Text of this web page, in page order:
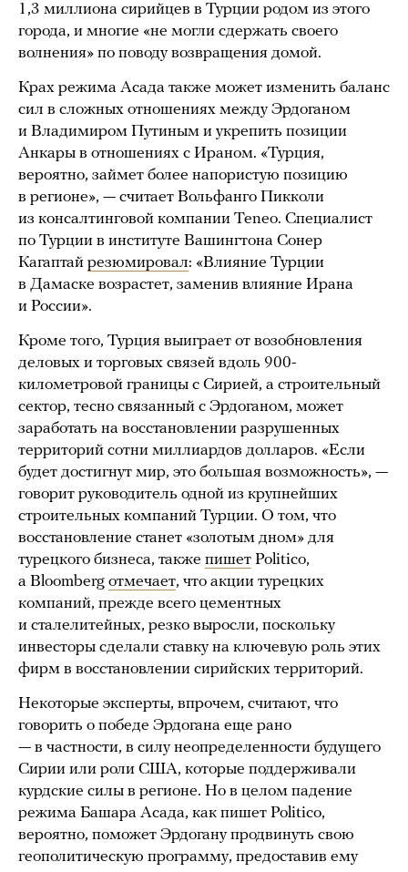
1,3 миллиона сирийцев в Турции родом из этого
города, и многие «не могли сдержать своего
волнения» по поводу возвращения домой.
Крах режима Асада также может изменить баланс
сил в сложных отношениях между Эрдоганом
и Владимиром Путиным и укрепить позиции
Анкары в отношениях с Ираном. «Турция,
вероятно, займет более напористую позицию
в регионе», — считает Вольфанго Пикколи
из консалтинговой компании Teneo. Специалист
по Турции в институте Вашингтона Сонер
Кагаптай резюмировал: «Влияние Турции
в Дамаске возрастет, заменив влияние Ирана
и России».
Кроме того, Турция выиграет от возобновления
деловых и торговых связей вдоль 900-
километровой границы с Сирией, а строительный
сектор, тесно связанный с Эрдоганом, может
заработать на восстановлении разрушенных
территорий сотни миллиардов долларов. «Если
будет достигнут мир, это большая возможность», —
говорит руководитель одной из крупнейших
строительных компаний Турции. О том, что
восстановление станет «золотым дном» для
турецкого бизнеса, также пишет Politico,
а Bloomberg отмечает, что акции турецких
компаний, прежде всего цементных
и сталелитейных, резко выросли, поскольку
инвесторы сделали ставку на ключевую роль этих
фирм в восстановлении сирийских территорий.
Некоторые эксперты, впрочем, считают, что
говорить о победе Эрдогана еще рано
— в частности, в силу неопределенности будущего
Сирии или роли США, которые поддерживали
курдские силы в регионе. Но в целом падение
режима Башара Асада, как пишет Politico,
вероятно, поможет Эрдогану продвинуть свою
геополитическую программу, предоставив ему